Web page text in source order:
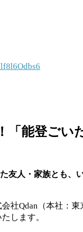
能登ごい
友人・家族とも、
社Qdan（本社：
します。